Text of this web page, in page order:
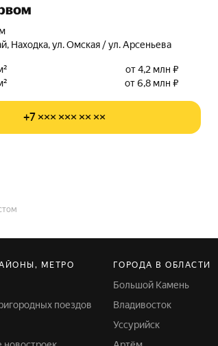
Находка, ул. Омская / ул. Арсеньева
от 4,2 млн ₽
от 6,8 млн ₽
+7 ××× ××× ×× ××
МЕТРО
поездов
ГОРОДА В ОБЛАСТИ
Большой Камень
Владивосток
Уссурийск